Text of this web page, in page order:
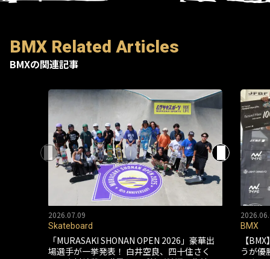
BMX Related Articles
BMXの関連記事
2026.07.09
Skateboard
「MURASAKI SHONAN OPEN 2026」豪華出
場選手が一挙発表！ 白井空良、四十住さく
BMX
【
うが優